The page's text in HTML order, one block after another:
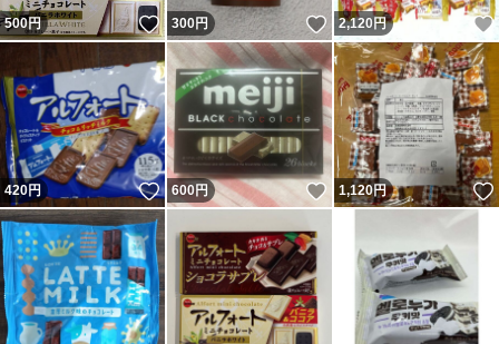
500円 いいね！
300円 いいね！
2,120 円
420円 いいね！
600円 いいね！
1,120円